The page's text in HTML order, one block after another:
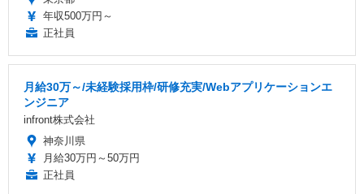
年収500万円～
正社員
月給30万～/未経験採用枠/研修充実/Webアプリケーションエ
ンジニア
infront株式会社
神奈川県
月給30万円～50万円
正社員